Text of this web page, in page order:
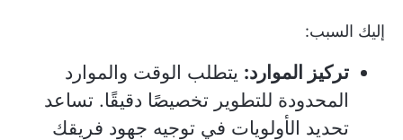
إليك السبب:
تركيز الموارد: يتطلب الوقت والموارد
المحدودة للتطوير تخصيصًا دقيقًا. تساعد
تحديد الأولويات في توجيه جهود فريقك